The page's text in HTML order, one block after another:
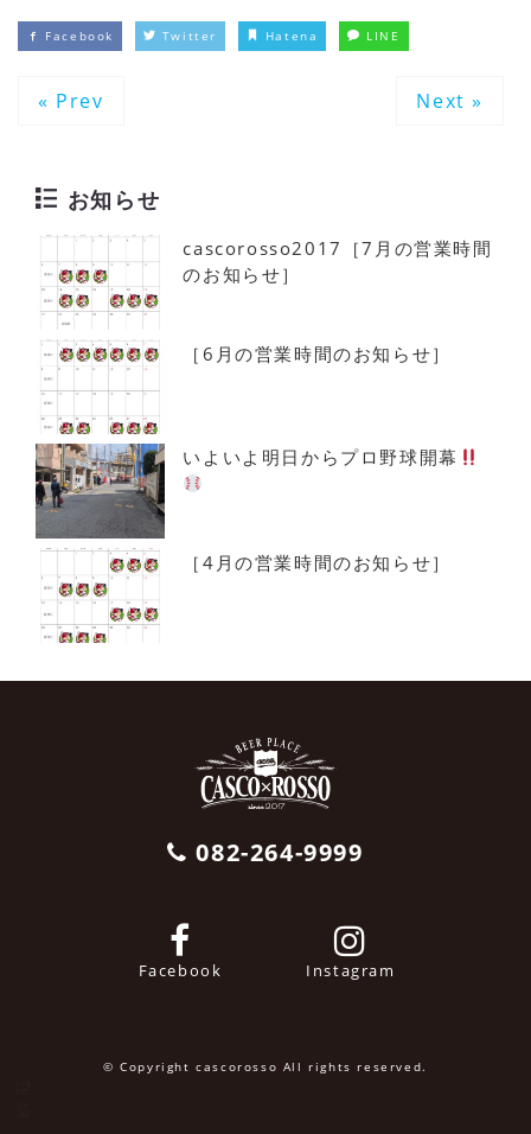
Facebook Twitter Hatena LINE
« Prev Next »
お知らせ
cascorosso2017［7月の営業時間
のお知らせ］
［6月の営業時間のお知らせ］
いよいよ明日からプロ野球開幕
［4月の営業時間のお知らせ］
082-264-9999
Facebook Instagram
© Copyright cascorosso All rights reserved.